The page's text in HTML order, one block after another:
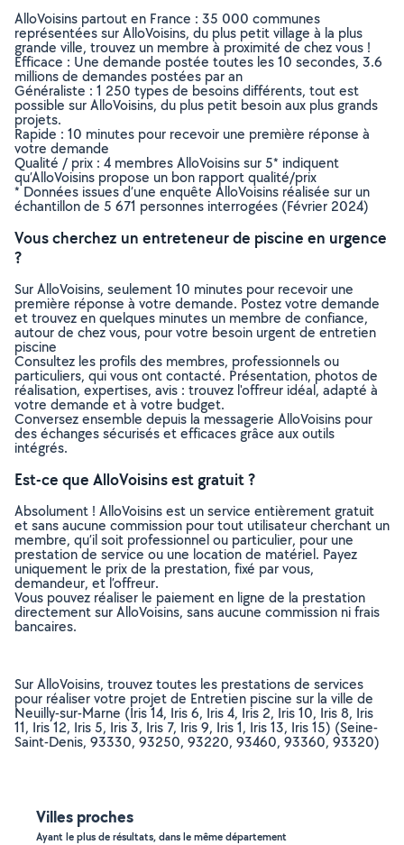
AlloVoisins partout en France : 35 000 communes
représentées sur AlloVoisins, du plus petit village à la plus
grande ville, trouvez un membre à proximité de chez vous !
Efficace : Une demande postée toutes les 10 secondes, 3.6
millions de demandes postées par an
Généraliste : 1 250 types de besoins différents, tout est
possible sur AlloVoisins, du plus petit besoin aux plus grands
projets.
Rapide : 10 minutes pour recevoir une première réponse à
votre demande
Qualité / prix : 4 membres AlloVoisins sur 5* indiquent
qu’AlloVoisins propose un bon rapport qualité/prix
* Données issues d’une enquête AlloVoisins réalisée sur un
échantillon de 5 671 personnes interrogées (Février 2024)
Vous cherchez un entreteneur de piscine en urgence
?
Sur AlloVoisins, seulement 10 minutes pour recevoir une
première réponse à votre demande. Postez votre demande
et trouvez en quelques minutes un membre de confiance,
autour de chez vous, pour votre besoin urgent de entretien
piscine
Consultez les profils des membres, professionnels ou
particuliers, qui vous ont contacté. Présentation, photos de
réalisation, expertises, avis : trouvez l'offreur idéal, adapté à
votre demande et à votre budget.
Conversez ensemble depuis la messagerie AlloVoisins pour
des échanges sécurisés et efficaces grâce aux outils
intégrés.
Est-ce que AlloVoisins est gratuit ?
Absolument ! AlloVoisins est un service entièrement gratuit
et sans aucune commission pour tout utilisateur cherchant un
membre, qu’il soit professionnel ou particulier, pour une
prestation de service ou une location de matériel. Payez
uniquement le prix de la prestation, fixé par vous,
demandeur, et l’offreur.
Vous pouvez réaliser le paiement en ligne de la prestation
directement sur AlloVoisins, sans aucune commission ni frais
bancaires.
Sur AlloVoisins, trouvez toutes les prestations de services
pour réaliser votre projet de Entretien piscine sur la ville de
Neuilly-sur-Marne (Iris 14, Iris 6, Iris 4, Iris 2, Iris 10, Iris 8, Iris
11, Iris 12, Iris 5, Iris 3, Iris 7, Iris 9, Iris 1, Iris 13, Iris 15) (Seine-
Saint-Denis, 93330, 93250, 93220, 93460, 93360, 93320)
Villes proches
Ayant le plus de résultats, dans le même département